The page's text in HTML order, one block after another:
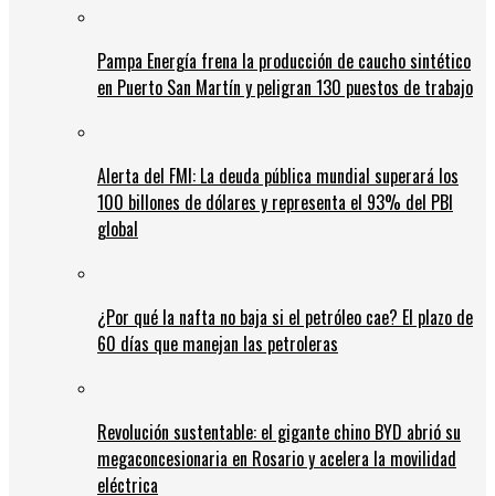
Pampa Energía frena la producción de caucho sintético
en Puerto San Martín y peligran 130 puestos de trabajo
Alerta del FMI: La deuda pública mundial superará los
100 billones de dólares y representa el 93% del PBI
global
¿Por qué la nafta no baja si el petróleo cae? El plazo de
60 días que manejan las petroleras
Revolución sustentable: el gigante chino BYD abrió su
megaconcesionaria en Rosario y acelera la movilidad
eléctrica